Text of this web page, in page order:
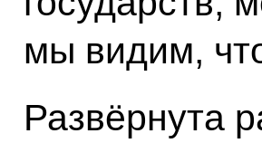
мы видим,
Развёрнута